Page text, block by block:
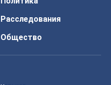
Расследования
Общество